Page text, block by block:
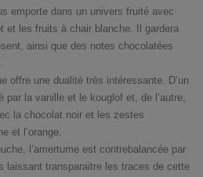
emporte dans un univers fruité avec
et les fruits à chair blanche. Il gardera
ainsi que des notes chocolatées
offre une dualité très intéressante. D’un
la vanille et le kouglof et, de l’autre,
la chocolat noir et les zestes
et l’orange.
l’amertume est contrebalancée par
laissant transparaitre les traces de cette